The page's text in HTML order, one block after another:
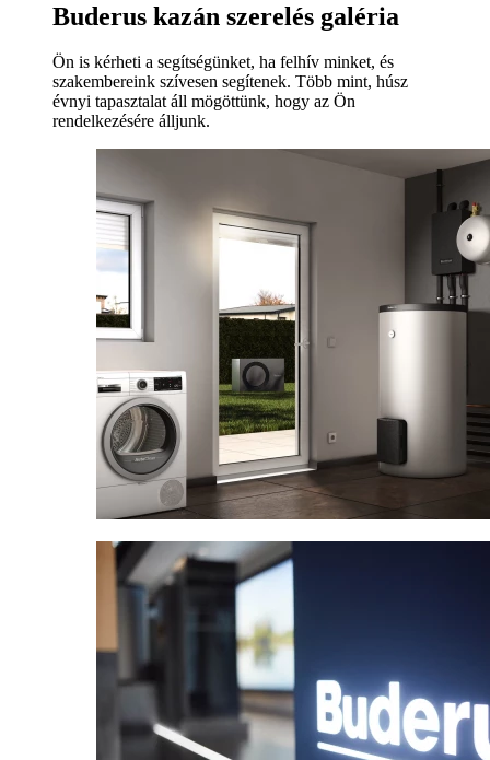
Buderus kazán szerelés galéria
Ön is kérheti a segítségünket, ha felhív minket, és
szakembereink szívesen segítenek. Több mint, húsz
évnyi tapasztalat áll mögöttünk, hogy az Ön
rendelkezésére álljunk.